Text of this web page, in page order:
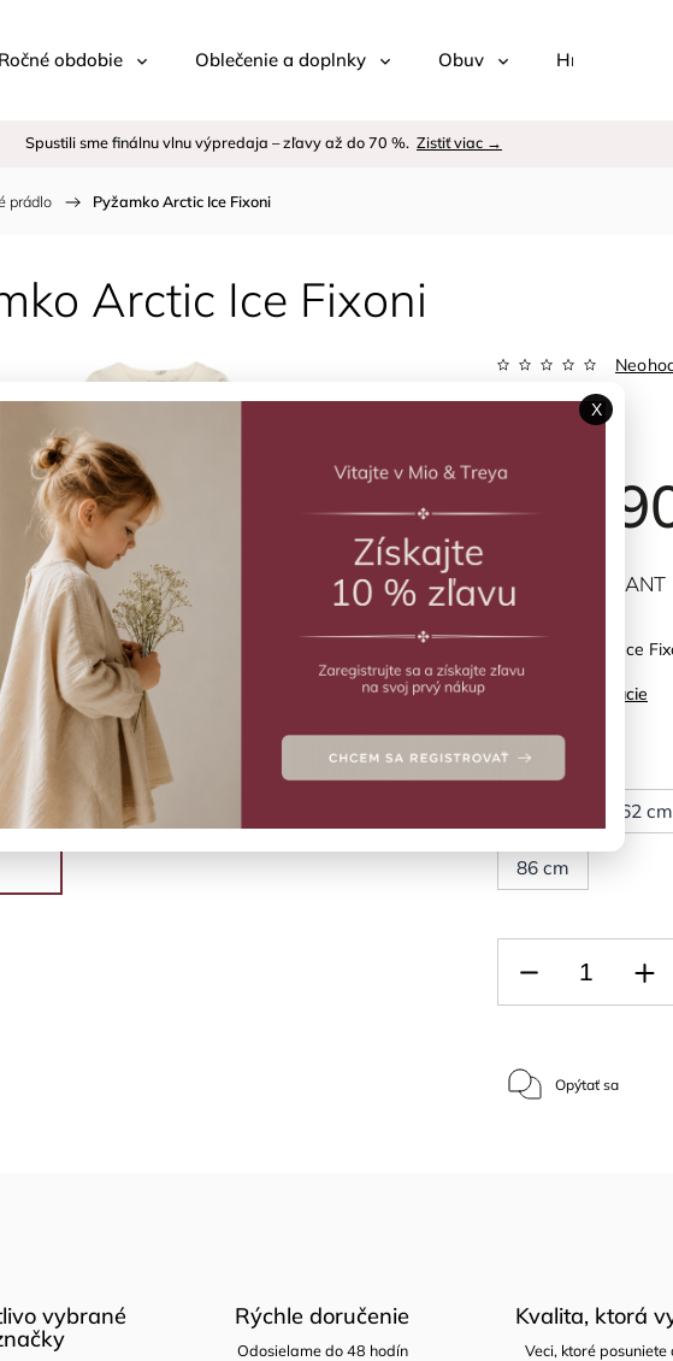
obdobie Oblečenie a doplnky Obuv Hračky
Spustili sme finálnu vlnu výpredaja – zľavy až do 70 %. Zistiť viac →
prádlo / Pyžamko Arctic Ice Fixoni
Arctic Ice Fixoni
Kód: Zvoľte variant
Pyžamko Arctic Ice
Detailné informácie
Veľkosť
62 cm
86 cm
ZVOĽTE VARIANT
Opýtať sa
vybrané
Rýchle doručenie
Odosielame do 48 hodín
Kvalita, ktorá
Veci, ktoré posuniete
X